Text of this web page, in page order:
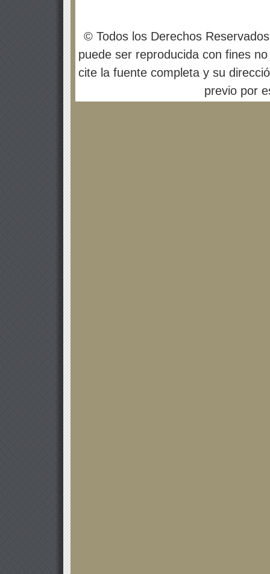
© Todos los Derechos
puede ser reproducida con fines
cite la fuente completa y su
previo por